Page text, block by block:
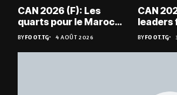
CAN 2026 (F): Les
quarts pour le Maroc
et l’Algérie
BYFOOT.TG 4 AOÛT 2026
CAN
leaders
les
BYFOOT.TG